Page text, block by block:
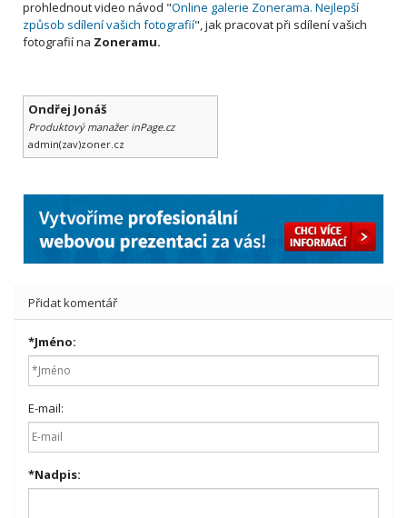
prohlednout video návod "Online galerie Zonerama. Nejlepší
způsob sdílení vašich fotografií", jak pracovat při sdílení vašich
fotografií na Zoneramu.
Ondřej Jonáš
Produktový manažer inPage.cz
admin(zav)zoner.cz
Přidat komentář
*Jméno:
E-mail:
*Nadpis: